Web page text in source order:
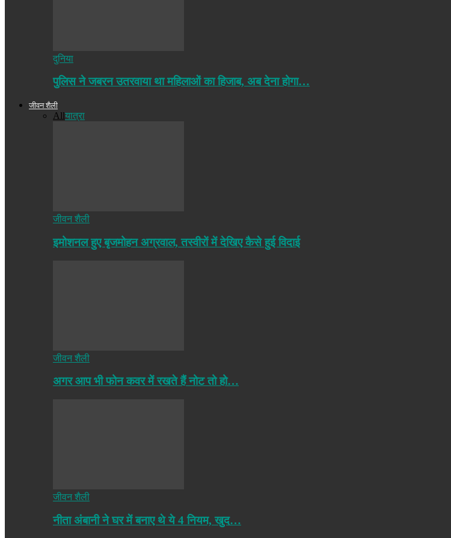
दुनिया
पुलिस ने जबरन उतरवाया था महिलाओं का हिजाब, अब देना होगा…
जीवन शैली
Allयात्रा
जीवन शैली
इमोशनल हुए बृजमोहन अग्रवाल, तस्वीरों में देखिए कैसे हुई विदाई
जीवन शैली
अगर आप भी फोन कवर में रखते हैं नोट तो हो…
जीवन शैली
नीता अंबानी ने घर में बनाए थे ये 4 नियम, खुद…